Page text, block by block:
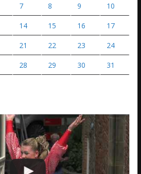
7 8 9 10
14 15 16 17
21 22 23 24
28 29 30 31